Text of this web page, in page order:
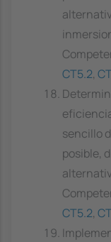
CT5.2,
sencillo
posible,
CT5.2,